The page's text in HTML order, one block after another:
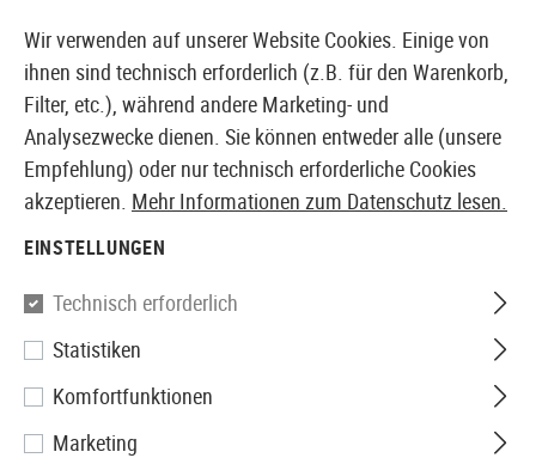
EUROPÄISCHER AIRSOFT SHOP & GROßHÄNDLER
Prometheus
POM NEO Piston Head
Wir verwenden auf unserer Website Cookies. Einige von
ihnen sind technisch erforderlich (z.B. für den Warenkorb,
Filter, etc.), während andere Marketing- und
Analysezwecke dienen. Sie können entweder alle (unsere
Empfehlung) oder nur technisch erforderliche Cookies
akzeptieren. Mehr Informationen zum Datenschutz lesen.
EINSTELLUNGEN
Technisch erforderlich
Statistiken
Komfortfunktionen
Marketing